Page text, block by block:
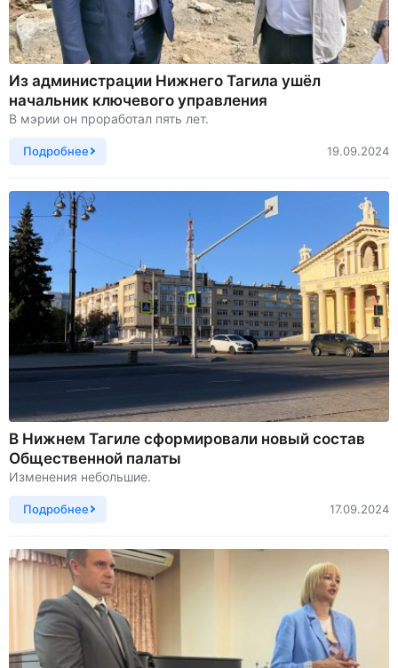
Из администрации Нижнего Тагила ушёл
начальник ключевого управления
В мэрии он проработал пять лет.
Подробнее 19.09.2024
В Нижнем Тагиле сформировали новый состав
Общественной палаты
Изменения небольшие.
Подробнее 17.09.2024